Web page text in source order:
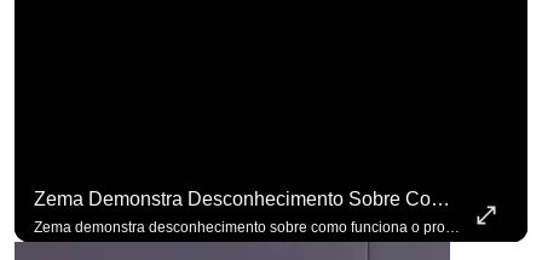
Zema Demonstra Desconhecimento Sobre Como Funciona O Processo De Mudança Das Leis. #OAntagonista
Zema demonstra desconhecimento sobre como funciona o processo de mudança das leis. #OAntagonista Se você busca informação com credibilidade, inscreva-se agora e ative o